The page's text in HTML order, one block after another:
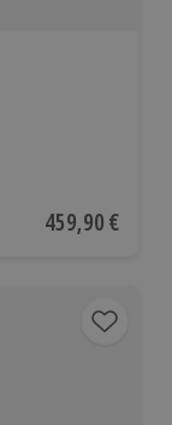
Aktueller Preis
459,90 €